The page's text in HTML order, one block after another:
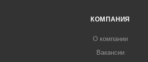
КОМПАНИЯ
О компании
Вакансии